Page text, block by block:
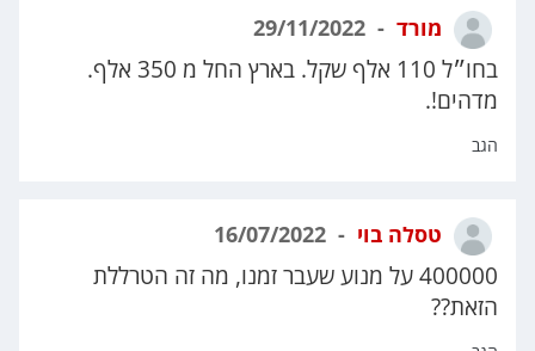
מורד
בחו״ל 110 אלף שקל. בארץ החל מ 350 אלף.
מדהים!.
הגב
טסלה בוי
400000 על מנוע שעבר זמנו, מה זה הטרללת
הזאת??